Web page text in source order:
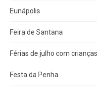
Eunápolis
Feira de Santana
Férias de julho com crianças
Festa da Penha